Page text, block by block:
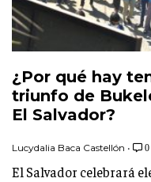
¿Por qué hay
triunfo de
El Salvador?
Lucydalia Baca Castellón • 0
El Salvador celebrará